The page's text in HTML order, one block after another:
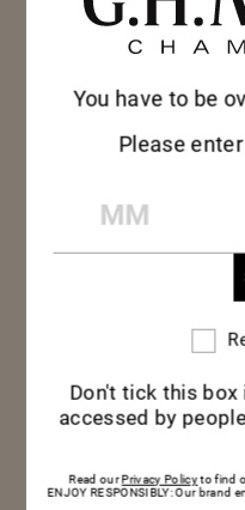
You have to be
Please
Don't tick this box
accessed by
Read ourPrivacy Policyto find
ENJOY RESPONSIBLY: Our